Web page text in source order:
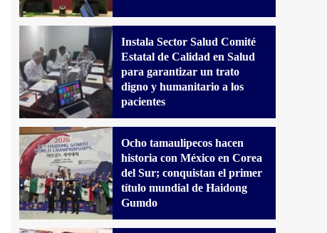
Instala Sector Salud Comité
Estatal de Calidad en Salud
para garantizar un trato
digno y humanitario a los
pacientes
Ocho tamaulipecos hacen
historia con México en Corea
del Sur; conquistan el primer
título mundial de Haidong
Gumdo